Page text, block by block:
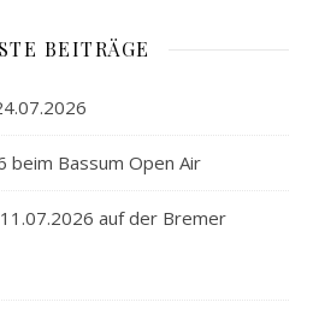
BEITRÄGE
beim Bassum Open Air
auf der Bremer